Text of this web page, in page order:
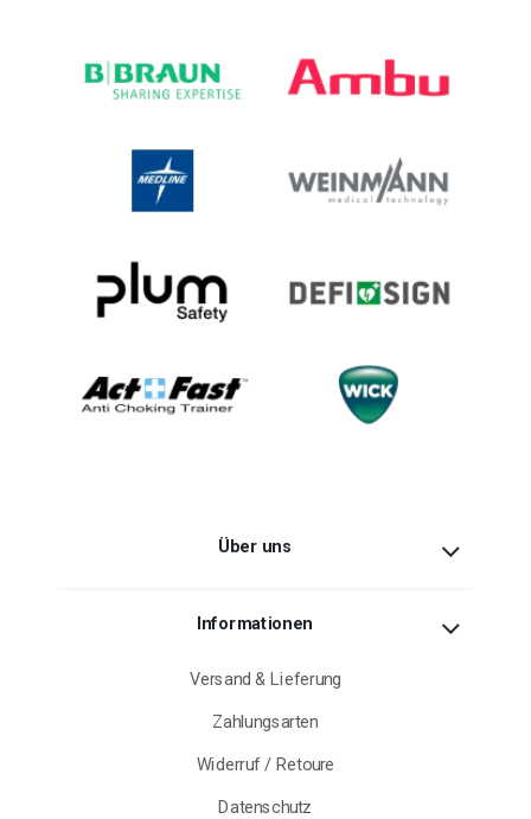
Über uns
Informationen
Versand & Lieferung
Zahlungsarten
Widerruf / Retoure
Datenschutz